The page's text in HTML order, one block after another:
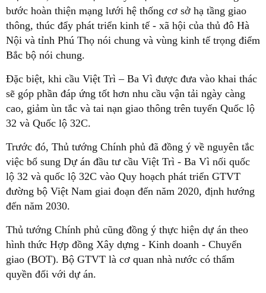
bước hoàn thiện mạng lưới hệ thống cơ sở hạ tầng giao
thông, thúc đẩy phát triển kinh tế - xã hội của thủ đô Hà
Nội và tỉnh Phú Thọ nói chung và vùng kinh tế trọng điểm
Bắc bộ nói chung.
Đặc biệt, khi cầu Việt Trì – Ba Vì được đưa vào khai thác
sẽ góp phần đáp ứng tốt hơn nhu cầu vận tải ngày càng
cao, giảm ùn tắc và tai nạn giao thông trên tuyến Quốc lộ
32 và Quốc lộ 32C.
Trước đó, Thủ tướng Chính phủ đã đồng ý về nguyên tắc
việc bổ sung Dự án đầu tư cầu Việt Trì - Ba Vì nối quốc
lộ 32 và quốc lộ 32C vào Quy hoạch phát triển GTVT
đường bộ Việt Nam giai đoạn đến năm 2020, định hướng
đến năm 2030.
Thủ tướng Chính phủ cũng đồng ý thực hiện dự án theo
hình thức Hợp đồng Xây dựng - Kinh doanh - Chuyển
giao (BOT). Bộ GTVT là cơ quan nhà nước có thẩm
quyền đối với dự án.